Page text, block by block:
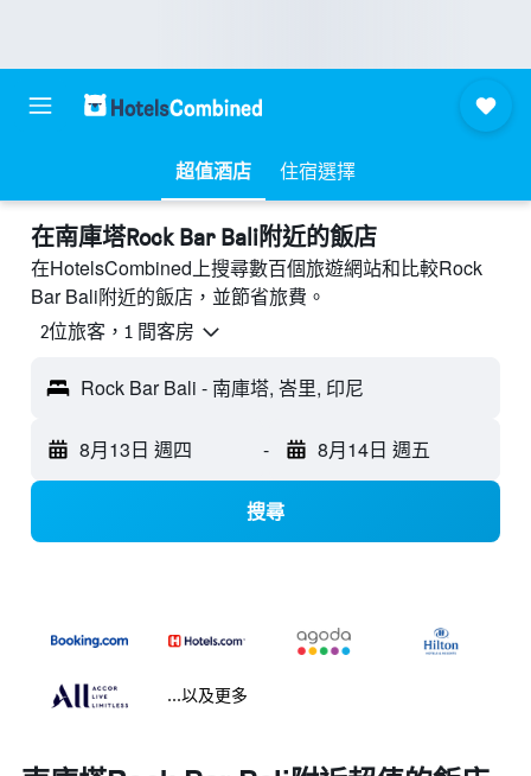
超值酒店 住宿選擇
​在南庫塔Rock Bar Bali附近​的飯店
在HotelsCombined上搜尋數百個旅遊網站和比較Rock
Bar Bali附近的飯店，並節省旅費。
2位旅客，1 間客房
Rock Bar Bali - 南庫塔, 峇里, 印尼
8月13日 週四 - 8月14日 週五
搜尋
...以及更多